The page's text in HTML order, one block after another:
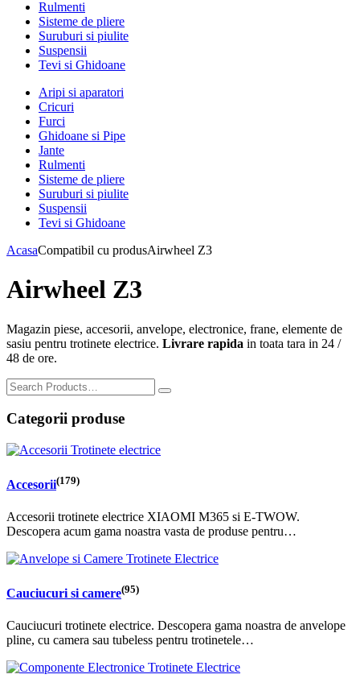
Rulmenti
Sisteme de pliere
Suruburi si piulite
Suspensii
Tevi si Ghidoane
Aripi si aparatori
Cricuri
Furci
Ghidoane si Pipe
Jante
Rulmenti
Sisteme de pliere
Suruburi si piulite
Suspensii
Tevi si Ghidoane
AcasaCompatibil cu produsAirwheel Z3
Airwheel Z3
Magazin piese, accesorii, anvelope, electronice, frane, elemente de
sasiu pentru trotinete electrice. Livrare rapida in toata tara in 24 /
48 de ore.
Categorii produse
Accesorii(179)
Accesorii trotinete electrice XIAOMI M365 si E-TWOW.
Descopera acum gama noastra vasta de produse pentru…
Cauciucuri si camere(95)
Cauciucuri trotinete electrice. Descopera gama noastra de anvelope
pline, cu camera sau tubeless pentru trotinetele…